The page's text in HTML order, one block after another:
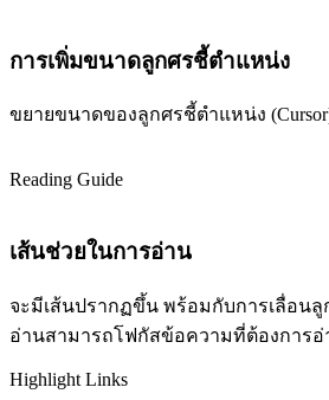
การเพิ่มขนาดลูกศรชี้ตำแหน่ง
ขยายขนาดของลูกศรชี้ตำแหน่ง
Reading Guide
เส้นช่วยในการอ่าน
จะมีเส้นปรากฏขึ้น พร้อมกับการเลื่อน
อ่านสามารถโฟกัสข้อความที่ต้องการ
Highlight Links